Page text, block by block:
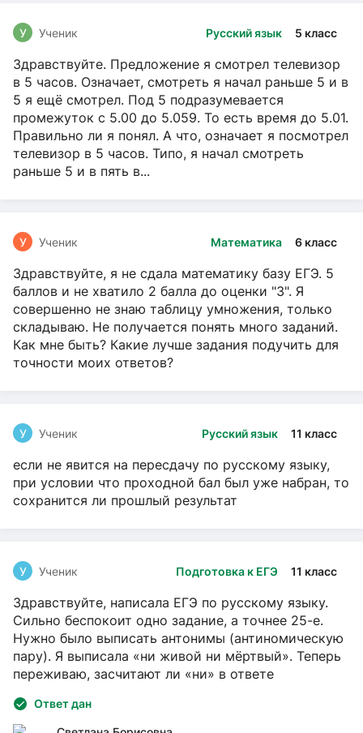
Русский язык 5 класс
У Ученик
Здравствуйте. Предложение я смотрел телевизор
в 5 часов. Означает, смотреть я начал раньше 5 и в
5 я ещё смотрел. Под 5 подразумевается
промежуток с 5.00 до 5.059. То есть время до 5.01.
Правильно ли я понял. А что, означает я посмотрел
телевизор в 5 часов. Типо, я начал смотреть
раньше 5 и в пять в...
Математика 6 класс
У Ученик
Здравствуйте, я не сдала математику базу ЕГЭ. 5
баллов и не хватило 2 балла до оценки "3". Я
совершенно не знаю таблицу умножения, только
складываю. Не получается понять много заданий.
Как мне быть? Какие лучше задания подучить для
точности моих ответов?
Русский язык 11 класс
У Ученик
если не явится на пересдачу по русскому языку,
при условии что проходной бал был уже набран, то
сохранится ли прошлый результат
Подготовка к ЕГЭ 11 класс
У Ученик
Здравствуйте, написала ЕГЭ по русскому языку.
Сильно беспокоит одно задание, а точнее 25-е.
Нужно было выписать антонимы (антиномическую
пару). Я выписала «ни живой ни мёртвый». Теперь
переживаю, засчитают ли «ни» в ответе
Ответ дан